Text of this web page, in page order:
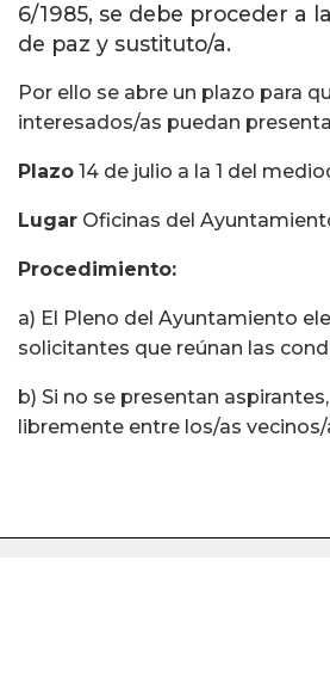
6/1985, se debe proceder a
de paz y sustituto/a.
Por ello se abre un plazo para
interesados/as puedan
Plazo 14 de julio a la 1 del
Lugar Oficinas del
Procedimiento:
a) El Pleno del Ayuntamiento
solicitantes que reúnan las
b) Si no se presentan
libremente entre los/as vecinos/